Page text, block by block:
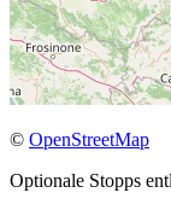
© OpenStreetMap
Optionale Stopps